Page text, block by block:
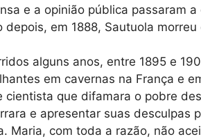
e a opinião pública passaram
depois, em 1888, Sautuola
alguns anos, entre 1895 e
em cavernas na França e
cientista que difamara o pobre
e apresentar suas desculpas
Maria, com toda a razão, não